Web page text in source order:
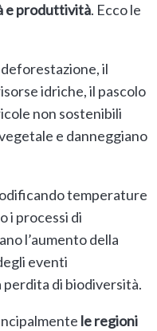
e produttività. Ecco le
il
idriche, il pascolo
non sostenibili
e danneggiano
temperature
i processi di
l’aumento della
eventi
di biodiversità.
le regioni